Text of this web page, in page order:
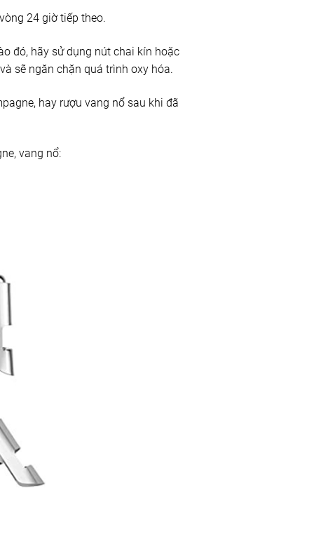
24 giờ tiếp theo.
đó, hãy sử dụng nút chai kín hoặc
sẽ ngăn chặn quá trình oxy hóa.
hay rượu vang nổ sau khi đã
vang nổ: